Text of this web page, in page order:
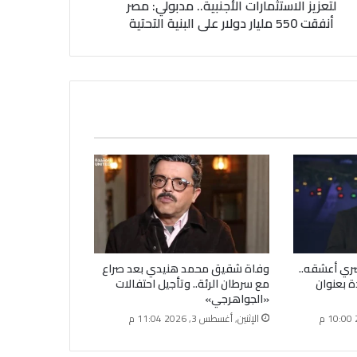
لتعزيز الاستثمارات الأجنبية.. مدبولي: مصر
أنفقت 550 مليار دولار على البنية التحتية
أعشقه..
بعنوان
وفاة شقيق محمد هنيدي بعد صراع
مع سرطان الرئة.. وتأجيل احتفالات
«الجواهرجي»
الإثنين, أغسطس 3, 2026 11:04 م